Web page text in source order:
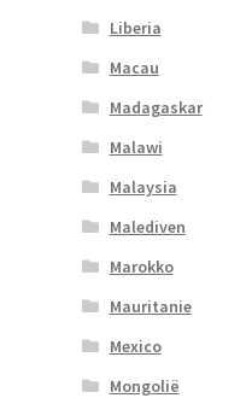
Liberia
Macau
Madagaskar
Malawi
Malaysia
Malediven
Marokko
Mauritanie
Mexico
Mongolië